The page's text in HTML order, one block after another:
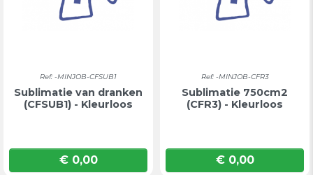
Ref: -MINJOB-CFSUB1
Sublimatie van dranken
(CFSUB1) - Kleurloos
Prijs
€ 0,00
Ref: -MINJOB-CFR3
Sublimatie 750cm2
(CFR3) - Kleurloos
Prijs
€ 0,00